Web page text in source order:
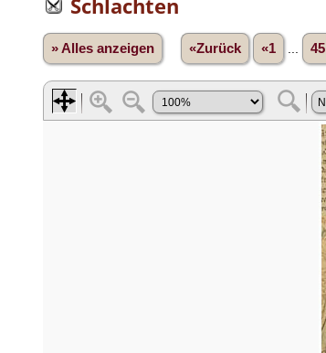
Schlachten
» Alles anzeigen «Zurück «1 45